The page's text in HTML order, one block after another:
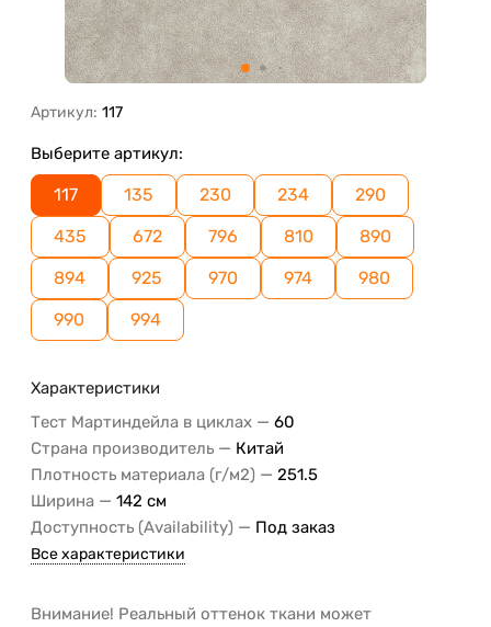
Артикул: 117
Выберите артикул:
117 135 230 234
290
435
672 796 810
890
894
925 970 974
980
990
994
Характеристики
Тест Мартиндейла в циклах — 60
Страна производитель — Китай
Плотность материала (г/м2) — 251.5
Ширина — 142 см
Доступность (Availability) — Под заказ
Все характеристики
Внимание! Реальный оттенок ткани может